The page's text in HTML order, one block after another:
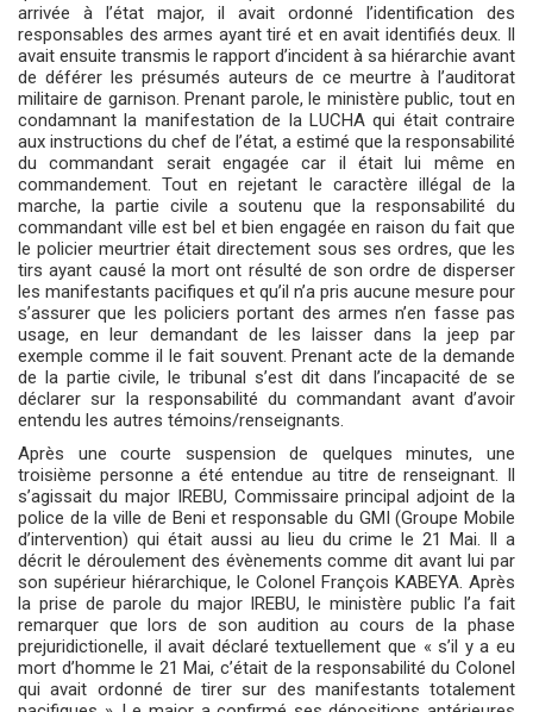
arrivée à l’état major, il avait ordonné l’identification des
responsables des armes ayant tiré et en avait identifiés deux. Il
avait ensuite transmis le rapport d’incident à sa hiérarchie avant
de déférer les présumés auteurs de ce meurtre à l’auditorat
militaire de garnison. Prenant parole, le ministère public, tout en
condamnant la manifestation de la LUCHA qui était contraire
aux instructions du chef de l’état, a estimé que la responsabilité
du commandant serait engagée car il était lui même en
commandement. Tout en rejetant le caractère illégal de la
marche, la partie civile a soutenu que la responsabilité du
commandant ville est bel et bien engagée en raison du fait que
le policier meurtrier était directement sous ses ordres, que les
tirs ayant causé la mort ont résulté de son ordre de disperser
les manifestants pacifiques et qu’il n’a pris aucune mesure pour
s’assurer que les policiers portant des armes n’en fasse pas
usage, en leur demandant de les laisser dans la jeep par
exemple comme il le fait souvent. Prenant acte de la demande
de la partie civile, le tribunal s’est dit dans l’incapacité de se
déclarer sur la responsabilité du commandant avant d’avoir
entendu les autres témoins/renseignants.
Après une courte suspension de quelques minutes, une
troisième personne a été entendue au titre de renseignant. Il
s’agissait du major IREBU, Commissaire principal adjoint de la
police de la ville de Beni et responsable du GMI (Groupe Mobile
d’intervention) qui était aussi au lieu du crime le 21 Mai. Il a
décrit le déroulement des évènements comme dit avant lui par
son supérieur hiérarchique, le Colonel François KABEYA. Après
la prise de parole du major IREBU, le ministère public l’a fait
remarquer que lors de son audition au cours de la phase
prejuridictionelle, il avait déclaré textuellement que « s’il y a eu
mort d’homme le 21 Mai, c’était de la responsabilité du Colonel
qui avait ordonné de tirer sur des manifestants totalement